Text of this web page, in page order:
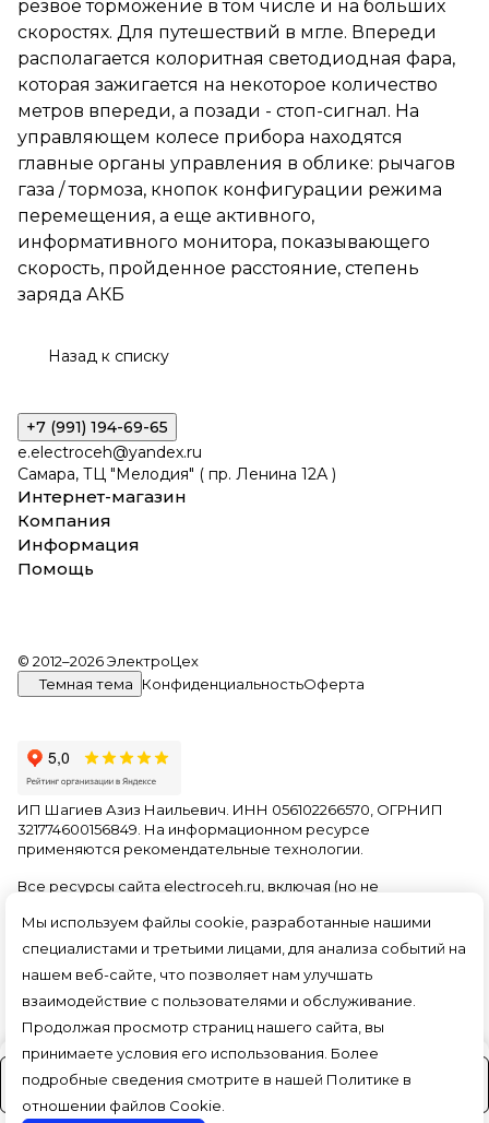
путешествий в мгле. Впереди
располагается колоритная
светодиодная фара, которая
количество метров впереди,
а позади - стоп-сигнал. На
управляющем колесе
органы управления в облике:
рычагов газа / тормоза,
кнопок конфигурации режима
перемещения, а еще
активного, информативного
монитора, показывающего
скорость, пройденное
резвое торможение в том числе и на больших
скоростях. Для путешествий в мгле. Впереди
располагается колоритная светодиодная фара,
которая зажигается на некоторое количество
метров впереди, а позади - стоп-сигнал. На
управляющем колесе прибора находятся
главные органы управления в облике: рычагов
газа / тормоза, кнопок конфигурации режима
перемещения, а еще активного,
информативного монитора, показывающего
скорость, пройденное расстояние, степень
заряда АКБ
Назад к списку
Мы используем файлы cookie, разработанные нашими
специалистами и третьими лицами, для анализа событий на
нашем веб-сайте, что позволяет нам улучшать
взаимодействие с пользователями и обслуживание.
Продолжая просмотр страниц нашего сайта, вы
принимаете условия его использования. Более
подробные сведения смотрите в нашей Политике в
отношении файлов Cookie
На заказ (3-4 дня)
+7 (991) 194-69-65
e.electroceh@yandex.ru
Самара, ТЦ "Мелодия" ( пр. Ленина 12А )
Интернет-магазин
Компания
Информация
Помощь
© 2012–2026 ЭлектроЦех
Темная тема
КонфиденциальностьОферта
ИП Шагиев Азиз Наильевич. ИНН 056102266570, ОГРНИП
321774600156849. На информационном ресурсе
применяются рекомендательные технологии
Все ресурсы сайта electroceh.ru, включая (но не
и видео информацию, структуру, дизайн и оформление
страниц, доменное имя, фирменное наименование
являются объектами авторского права и прав на
интеллектуальную собственность, защищены российским
законодательством и международными соглашениями об
охране авторских прав.Читать далее